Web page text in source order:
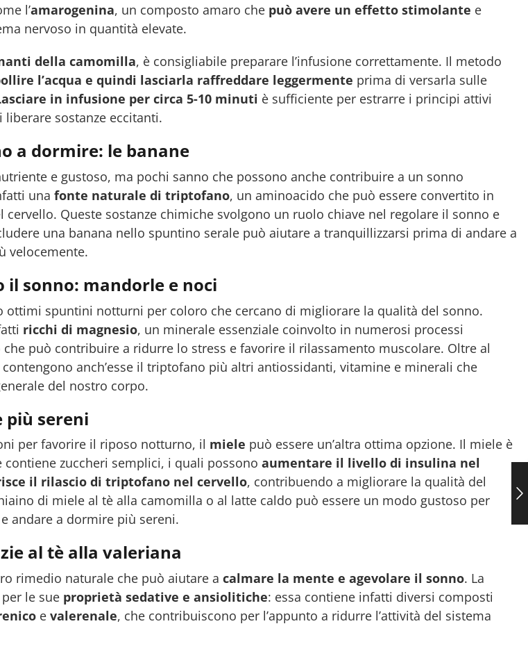
l’amarogenina, un composto amaro che può avere un effetto stimolante e
nervoso in quantità elevate.
della camomilla, è consigliabile preparare l’infusione correttamente. Il metodo
l’acqua e quindi lasciarla raffreddare leggermente prima di versarla sulle
in infusione per circa 5-10 minuti è sufficiente per estrarre i principi attivi
sostanze eccitanti.
a dormire: le banane
e gustoso, ma pochi sanno che possono anche contribuire a un sonno
una fonte naturale di triptofano, un aminoacido che può essere convertito in
Queste sostanze chimiche svolgono un ruolo chiave nel regolare il sonno e
una banana nello spuntino serale può aiutare a tranquillizzarsi prima di andare a
velocemente.
il sonno: mandorle e noci
ottimi spuntini notturni per coloro che cercano di migliorare la qualità del sonno.
ricchi di magnesio, un minerale essenziale coinvolto in numerosi processi
può contribuire a ridurre lo stress e favorire il rilassamento muscolare. Oltre al
anch’esse il triptofano più altri antiossidanti, vitamine e minerali che
del nostro corpo.
più sereni
per favorire il riposo notturno, il miele può essere un’altra ottima opzione. Il miele è
zuccheri semplici, i quali possono aumentare il livello di insulina nel
il rilascio di triptofano nel cervello, contribuendo a migliorare la qualità del
di miele al tè alla camomilla o al latte caldo può essere un modo gustoso per
andare a dormire più sereni.
al tè alla valeriana
rimedio naturale che può aiutare a calmare la mente e agevolare il sonno. La
le sue proprietà sedative e ansiolitiche: essa contiene infatti diversi composti
e valerenale, che contribuiscono per l’appunto a ridurre l’attività del sistema